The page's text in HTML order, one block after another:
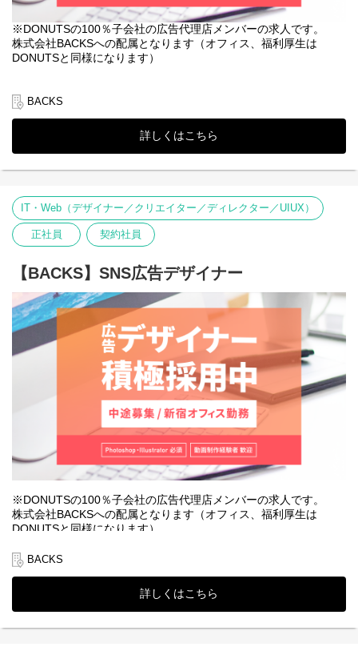
の施策やプロモーションの立案も可能。
広告運用やマーケティングだけでなく組織づくりの段階から業務
に携われます。
【マーケティングの本質から学び、事業貢献ができる】
マーケティングの本質から学ぶことが可能です。
【インハウスならではのデジタルマーケティング】
告運用コンサルタントとして横断的にデジタルマーケティング全
般にかかわることができます。
BACKSはDONUTSグループのインハウスマーケティングを担う専
門部隊として2020年に新設されました。毎年数億円を掛けてWeb
広告やオフライン広告など様々なマーケティング施策を実施。今
後は日本を代表するようなリアル＆デジタルマーケティング企業
◆DONUTSとは
「PRODUCT FIRST」を理念に掲げ、toC、toBの領域を問わず
IT分野の5領域（出版メディア、ライブ配信・動画投稿、SaaS、
ゲーム、医療）で多方面にサービスを展開し、
様々なジャンルのヒットサービスを生み出し続けているIT企業で
す。
事業拡大のためです。外部に対して、DONUTSグループの様々な
コンテンツを組み合わせて新たな価値を創り出すマーケティング
施策を提案・実現していくことでBACKS、しいてはDONUTSをよ
り成長させていくコアメンバーを募集します。
▼選考フロー
①書類選考 ※履歴書（顔写真付）、職務経歴書、現年収・希望
年収必須
↓
②一次面接（現場リーダー） ※原則、対面形式
則、対面形式
↓
※DONUTSの100％子会社の広告代理店メンバーの求人です。
株式会社BACKSへの配属となります（オフィス、福利厚生は
DONUTSと同様になります）
DONUTSが保有する各プロダクトのマーケティングや
プロモーションを強化する為の広告代理店（ハウスエージェンシ
Web広告デザイナーの体制強化にあたりメンバーを募集します！
※DONUTSとは…
IT分野の5領域（出版メディア、ライブ配信・動画投稿、SaaS、
ゲーム、医療）で多方面にサービスを展開し、
様々なジャンルのヒットサービスを生み出し続けているIT企業で
す。
◆仕事内容
・DONUTSの主要事業（ライブ配信アプリ・ゲームアプリ・勤怠
管理システム・就活キャリア支援事業・クラウド型電子カルテ）
における各種広告クリエイティブの制作
・SNS広告（動画広告・静止画）
・youtube広告（動画広告）
・DONUTSのWeb広告やバナーなどのデザイン
後々は、クライアント企業の広告動画や広告バナー制作もご担当
▼仕事の一例 『ミクチャ×Web広告』
日韓デビューをかけたガールズグループのオーディションをライ
ブ・動画配信サービス「ミクチャ」内で開催することが決定。
「どんな広告を出せば参加者が増えるか、興味を持つか」等イメ
ージしながらターゲットが目を引く書体・レイアウト・色合いを
こだわり作成。その後、Web広告で告知した途端、応募者が殺
到。瞬く間に総視聴者数が1万人を超え、大きな反響を呼ぶことに
成功！
・DONUTSが保有する多数のプロダクトのWEB広告に携わること
ができる。
・誰もが知る芸能人やインフルエンサー等を起用したデザイン作
・制作と納品をして完了ではなく、広告パフォーマンスの確認か
ら分析、効果改善の提案や実施までトータルで携わることが可
BACKS
詳しくはこちら
IT・Web（デザイナー／クリエイター／ディレクター／UIUX）
正社員 契約社員
【BACKS】SNS広告デザイナー
※DONUTSの100％子会社の広告代理店メンバーの求人です。
株式会社BACKSへの配属となります（オフィス、福利厚生は
DONUTSと同様になります）
◆概要
DONUTSが保有する各プロダクトのマーケティングや
SNS広告デザイナーの体制強化にあたりメンバーを募集します！
BACKS
詳しくはこちら